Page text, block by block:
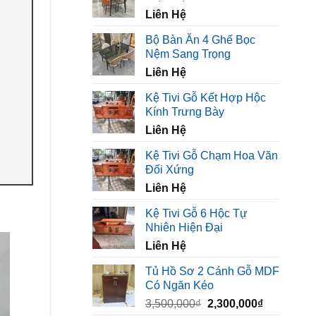
Liên Hệ
Bộ Bàn Ăn 4 Ghế Bọc
Nệm Sang Trọng
Liên Hệ
Kệ Tivi Gỗ Kết Hợp Hộc
Kính Trưng Bày
Liên Hệ
Kệ Tivi Gỗ Chạm Hoa Văn
Đối Xứng
Liên Hệ
Kệ Tivi Gỗ 6 Hộc Tự
Nhiên Hiện Đại
Liên Hệ
Tủ Hồ Sơ 2 Cánh Gỗ MDF
Có Ngăn Kéo
3,500,000₫ Giá
2,300,000₫Giá